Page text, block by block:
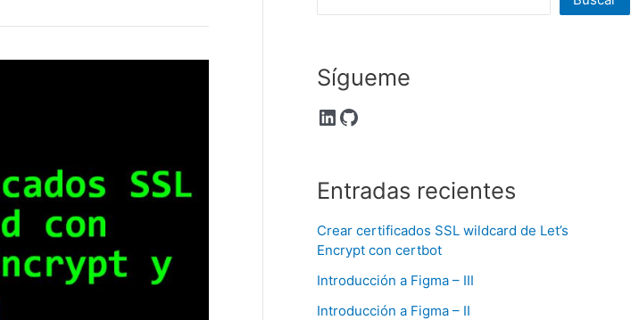
Sígueme
LinkedIn GitHub
Entradas recientes
Crear certificados SSL wildcard de Let’s
Encrypt con certbot
Introducción a Figma – III
Introducción a Figma – II